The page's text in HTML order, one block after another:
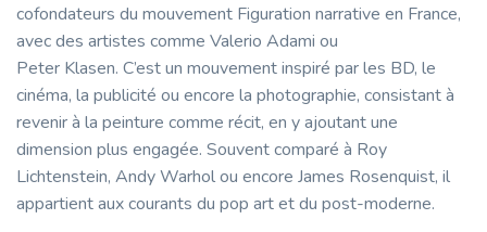
cofondateurs du mouvement Figuration narrative en France,
avec des artistes comme Valerio Adami ou
Peter Klasen. C’est un mouvement inspiré par les BD, le
cinéma, la publicité ou encore la photographie, consistant à
revenir à la peinture comme récit, en y ajoutant une
dimension plus engagée. Souvent comparé à Roy
Lichtenstein, Andy Warhol ou encore James Rosenquist, il
appartient aux courants du pop art et du post-moderne.